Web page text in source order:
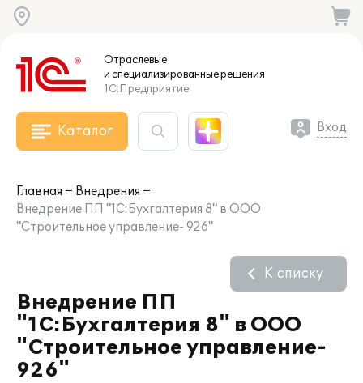
Отраслевые
и специализированныерешения
1С:Предприятие
Каталог Вход
Главная
Внедрения
Внедрение ПП "1С:Бухгалтерия 8" в ООО
"Строительное управление- 926"
Внедрение ПП
"1С:Бухгалтерия 8" в ООО
"Строительное управление-
926"
К списку